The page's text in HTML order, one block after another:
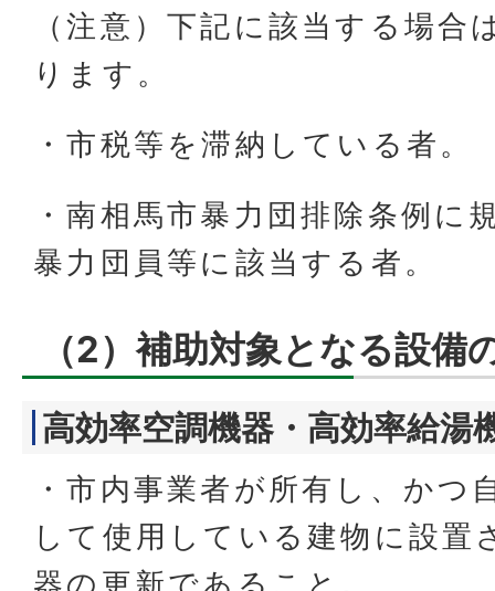
（注意）下記に該当する場合
ります。
・市税等を滞納している者。
・南相馬市暴力団排除条例に
暴力団員等に該当する者。
（2）補助対象となる設備
高効率空調機器・高効率給湯
・市内事業者が所有し、かつ
して使用している建物に設置
器の更新であること。